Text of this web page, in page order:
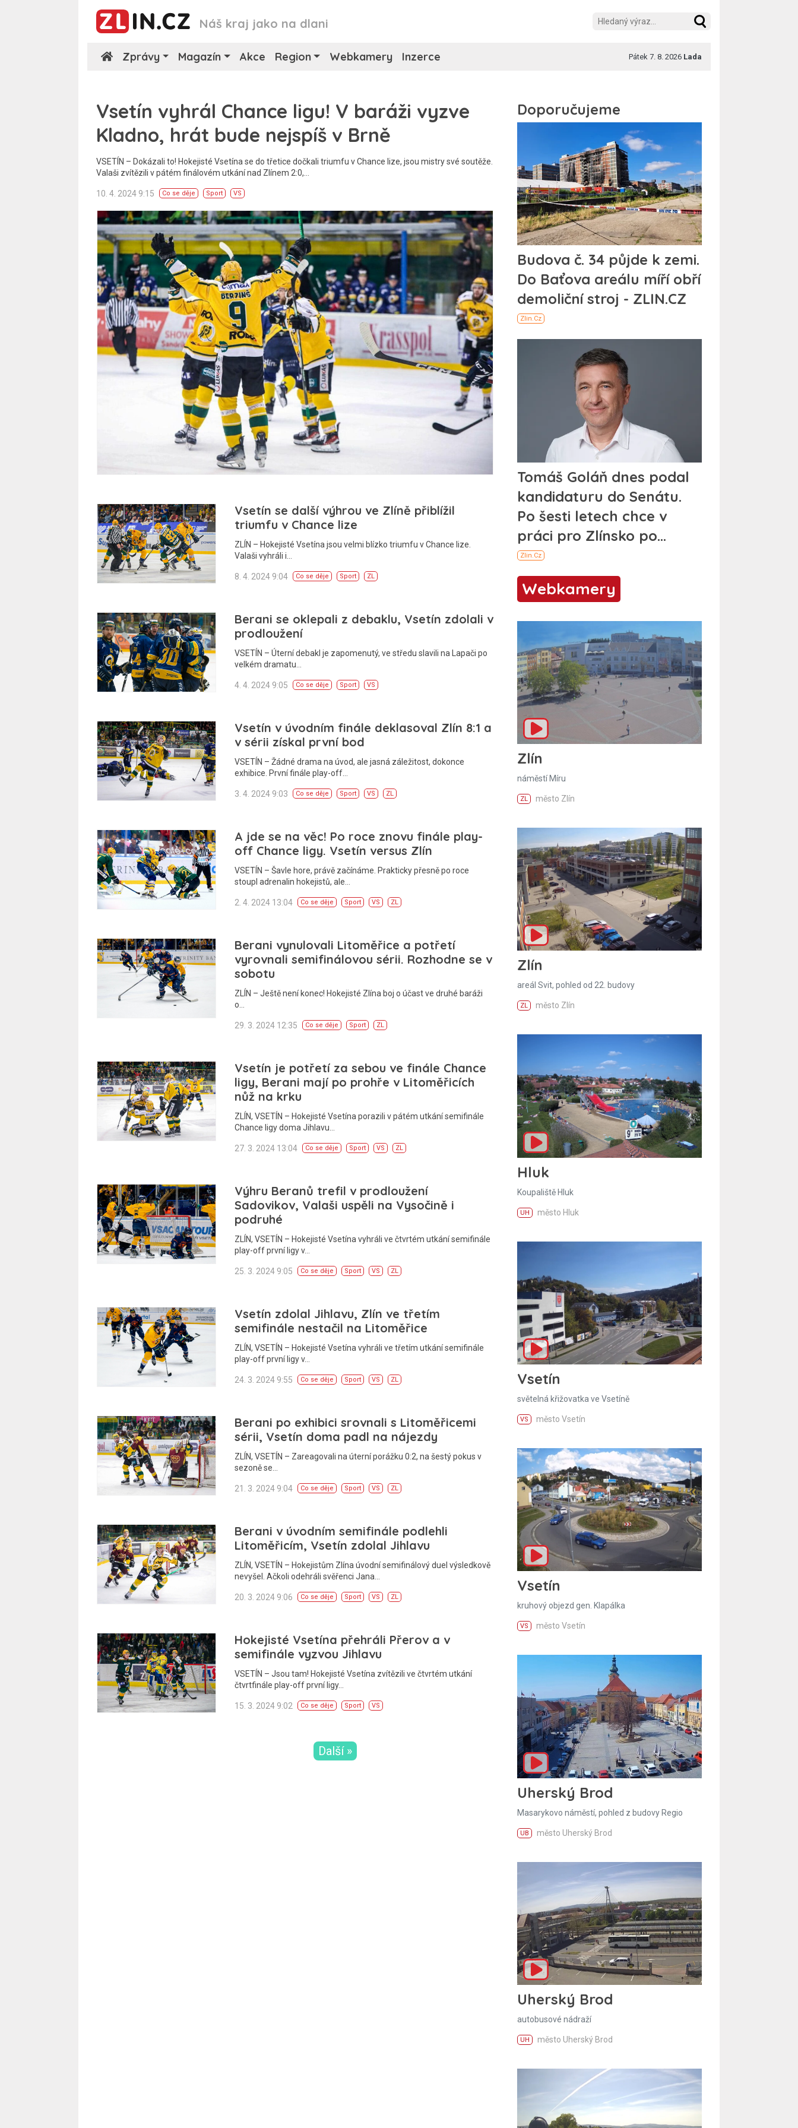
Náš kraj jako na dlani
Zprávy Magazín Akce Region Webkamery Inzerce Pátek 7. 8. 2026 Lada
Vsetín vyhrál Chance ligu! V baráži vyzve
Kladno, hrát bude nejspíš v Brně
VSETÍN – Dokázali to! Hokejisté Vsetína se do třetice dočkali triumfu v Chance lize, jsou mistry své soutěže.
Valaši zvítězili v pátém finálovém utkání nad Zlínem 2:0,…
10. 4. 2024 9:15 Co se děje Sport VS
Vsetín se další výhrou ve Zlíně přiblížil
triumfu v Chance lize
ZLÍN – Hokejisté Vsetína jsou velmi blízko triumfu v Chance lize.
Valaši vyhráli i…
8. 4. 2024 9:04 Co se děje Sport ZL
Berani se oklepali z debaklu, Vsetín zdolali v
prodloužení
VSETÍN – Úterní debakl je zapomenutý, ve středu slavili na Lapači po
velkém dramatu…
4. 4. 2024 9:05 Co se děje Sport VS
Vsetín v úvodním finále deklasoval Zlín 8:1 a
v sérii získal první bod
VSETÍN – Žádné drama na úvod, ale jasná záležitost, dokonce
exhibice. První finále play-off…
3. 4. 2024 9:03 Co se děje Sport VS ZL
A jde se na věc! Po roce znovu finále play-
off Chance ligy. Vsetín versus Zlín
VSETÍN – Šavle hore, právě začínáme. Prakticky přesně po roce
stoupl adrenalin hokejistů, ale…
2. 4. 2024 13:04 Co se děje Sport VS ZL
Berani vynulovali Litoměřice a potřetí
vyrovnali semifinálovou sérii. Rozhodne se v
sobotu
ZLÍN – Ještě není konec! Hokejisté Zlína boj o účast ve druhé baráži
o…
29. 3. 2024 12:35 Co se děje Sport ZL
Vsetín je potřetí za sebou ve finále Chance
ligy, Berani mají po prohře v Litoměřicích
nůž na krku
ZLÍN, VSETÍN – Hokejisté Vsetína porazili v pátém utkání semifinále
Chance ligy doma Jihlavu…
27. 3. 2024 13:04 Co se děje Sport VS ZL
Výhru Beranů trefil v prodloužení
Sadovikov, Valaši uspěli na Vysočině i
podruhé
ZLÍN, VSETÍN – Hokejisté Vsetína vyhráli ve čtvrtém utkání semifinále
play-off první ligy v…
25. 3. 2024 9:05 Co se děje Sport VS ZL
Vsetín zdolal Jihlavu, Zlín ve třetím
semifinále nestačil na Litoměřice
ZLÍN, VSETÍN – Hokejisté Vsetína vyhráli ve třetím utkání semifinále
play-off první ligy v…
24. 3. 2024 9:55 Co se děje Sport VS ZL
Berani po exhibici srovnali s Litoměřicemi
sérii, Vsetín doma padl na nájezdy
ZLÍN, VSETÍN – Zareagovali na úterní porážku 0:2, na šestý pokus v
sezoně se…
21. 3. 2024 9:04 Co se děje Sport VS ZL
Berani v úvodním semifinále podlehli
Litoměřicím, Vsetín zdolal Jihlavu
ZLÍN, VSETÍN – Hokejistům Zlína úvodní semifinálový duel výsledkově
nevyšel. Ačkoli odehráli svěřenci Jana…
20. 3. 2024 9:06 Co se děje Sport VS ZL
Hokejisté Vsetína přehráli Přerov a v
semifinále vyzvou Jihlavu
VSETÍN – Jsou tam! Hokejisté Vsetína zvítězili ve čtvrtém utkání
čtvrtfinále play-off první ligy…
15. 3. 2024 9:02 Co se děje Sport VS
Další »
Webkamery
Zlín
náměstí Míru
ZL město Zlín
Zlín
areál Svit, pohled od 22. budovy
ZL město Zlín
Hluk
Koupaliště Hluk
UH město Hluk
Vsetín
světelná křižovatka ve Vsetíně
VS město Vsetín
Vsetín
kruhový objezd gen. Klapálka
VS město Vsetín
Uherský Brod
Masarykovo náměstí, pohled z budovy Regio
UB město Uherský Brod
Uherský Brod
autobusové nádraží
UH město Uherský Brod